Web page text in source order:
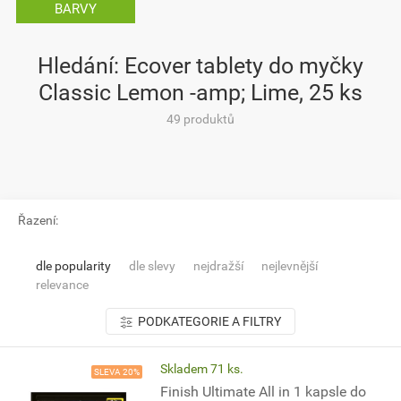
BARVY
Hledání: Ecover tablety do myčky
Classic Lemon -amp; Lime, 25 ks
49 produktů
Řazení:
dle popularity dle slevy nejdražší
nejlevnější
relevance
PODKATEGORIE A FILTRY
SLEVA 20% Skladem 71 ks.
Finish Ultimate All in 1 kapsle do